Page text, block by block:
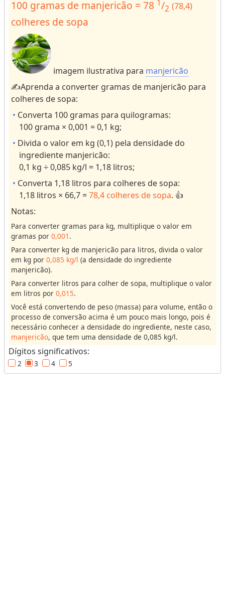
u
i
d
a
d
e
s
p
a
r
r
e
c
e
i
t
s
C
o
n
v
e
r
s
o
r
e
s
V
o
m
a
r
ct
f
r
e
ts
100 gramas de manjericão = 78 1/2 (78,4)
colheres de sopa
imagem ilustrativa para manjericão
✍️Aprenda a converter gramas de manjericão para
colheres de sopa:
Converta 100 gramas para quilogramas:
100 grama × 0,001 = 0,1 kg;
Divida o valor em kg (0,1) pela densidade do
ingrediente manjericão:
0,1 kg ÷ 0,085 kg/l = 1,18 litros;
Converta 1,18 litros para colheres de sopa:
1,18 litros × 66,7 =78,4 colheres de sopa. 👍
Notas:
Para converter gramas para kg, multiplique o valor em
gramas por 0,001 .
Para converter kg de manjericão para litros, divida o valor
em kg por 0,085 kg/l (a densidade do ingrediente
manjericão).
Para converter litros para colher de sopa, multiplique o valor
em litros por 0,015.
Você está convertendo de peso (massa) para volume, então o
processo de conversão acima é um pouco mais longo, pois é
necessário conhecer a densidade do ingrediente, neste caso,
manjericão, que tem uma densidade de 0,085 kg/l.
Dígitos significativos:
2 3 4 5